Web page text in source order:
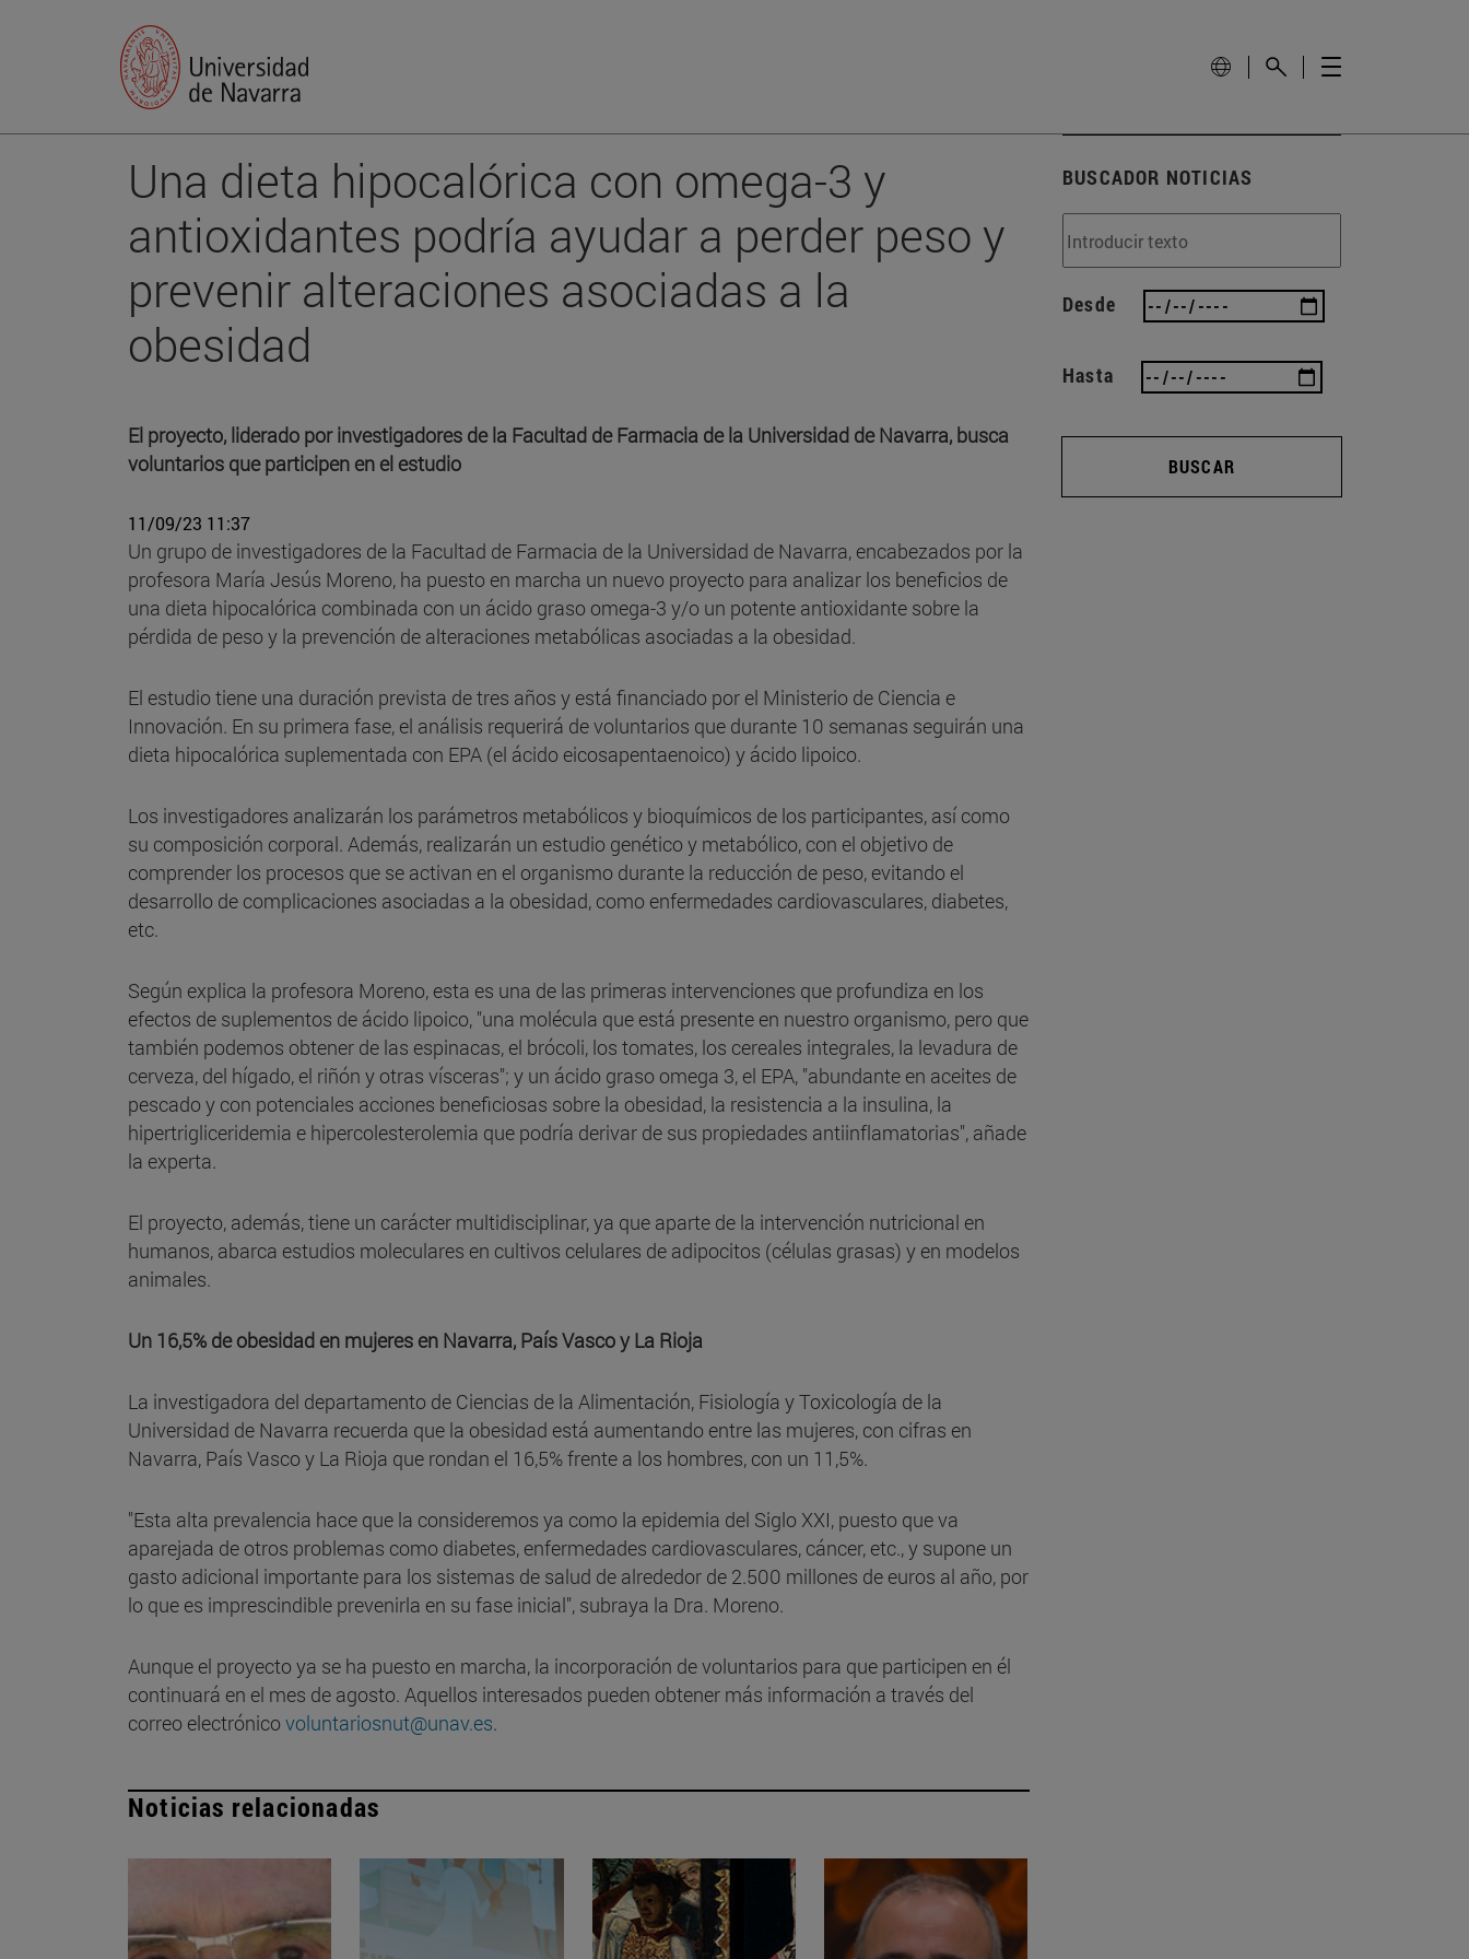
Una dieta hipocalórica con omega-3 y
antioxidantes podría ayudar a perder peso y
prevenir alteraciones asociadas a la
obesidad
El proyecto, liderado por investigadores de la Facultad de Farmacia de la Universidad de Navarra, busca
voluntarios que participen en el estudio
11/09/23 11:37
Un grupo de investigadores de la Facultad de Farmacia de la Universidad de Navarra, encabezados por la
profesora María Jesús Moreno, ha puesto en marcha un nuevo proyecto para analizar los beneficios de
una dieta hipocalórica combinada con un ácido graso omega-3 y/o un potente antioxidante sobre la
pérdida de peso y la prevención de alteraciones metabólicas asociadas a la obesidad.
El estudio tiene una duración prevista de tres años y está financiado por el Ministerio de Ciencia e
Innovación. En su primera fase, el análisis requerirá de voluntarios que durante 10 semanas seguirán una
dieta hipocalórica suplementada con EPA (el ácido eicosapentaenoico) y ácido lipoico.
Los investigadores analizarán los parámetros metabólicos y bioquímicos de los participantes, así como
su composición corporal. Además, realizarán un estudio genético y metabólico, con el objetivo de
comprender los procesos que se activan en el organismo durante la reducción de peso, evitando el
desarrollo de complicaciones asociadas a la obesidad, como enfermedades cardiovasculares, diabetes,
etc.
Según explica la profesora Moreno, esta es una de las primeras intervenciones que profundiza en los
efectos de suplementos de ácido lipoico, "una molécula que está presente en nuestro organismo, pero que
también podemos obtener de las espinacas, el brócoli, los tomates, los cereales integrales, la levadura de
cerveza, del hígado, el riñón y otras vísceras"; y un ácido graso omega 3, el EPA, "abundante en aceites de
pescado y con potenciales acciones beneficiosas sobre la obesidad, la resistencia a la insulina, la
hipertrigliceridemia e hipercolesterolemia que podría derivar de sus propiedades antiinflamatorias", añade
la experta.
El proyecto, además, tiene un carácter multidisciplinar, ya que aparte de la intervención nutricional en
humanos, abarca estudios moleculares en cultivos celulares de adipocitos (células grasas) y en modelos
animales.
Un 16,5% de obesidad en mujeres en Navarra, País Vasco y La Rioja
La investigadora del departamento de Ciencias de la Alimentación, Fisiología y Toxicología de la
Universidad de Navarra recuerda que la obesidad está aumentando entre las mujeres, con cifras en
Navarra, País Vasco y La Rioja que rondan el 16,5% frente a los hombres, con un 11,5%.
"Esta alta prevalencia hace que la consideremos ya como la epidemia del Siglo XXI, puesto que va
aparejada de otros problemas como diabetes, enfermedades cardiovasculares, cáncer, etc., y supone un
gasto adicional importante para los sistemas de salud de alrededor de 2.500 millones de euros al año, por
lo que es imprescindible prevenirla en su fase inicial", subraya la Dra. Moreno.
Aunque el proyecto ya se ha puesto en marcha, la incorporación de voluntarios para que participen en él
continuará en el mes de agosto. Aquellos interesados pueden obtener más información a través del
correo electrónico voluntariosnut@unav.es.
Noticias relacionadas
BUSCADOR NOTICIAS
Desde
Hasta
BUSCAR